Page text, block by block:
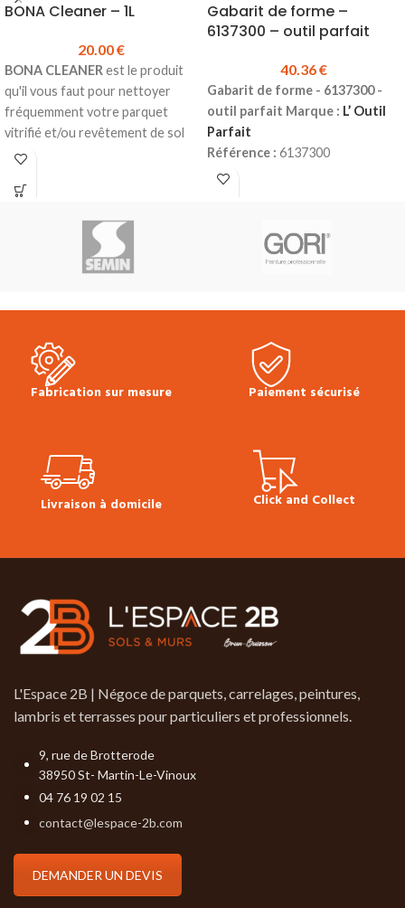
BONA Cleaner – 1L
20.00€
BONA CLEANERest le produit
qu'il vous faut pour nettoyer
fréquemment votre parquet
vitrifié et/ou revêtement de sol
stratifié.
nettoyage simple et efficace.
Convient aussi bien au nettoyage
manuel qu'au nettoyage à la
Produit en stock
Bidon de 1L
Prix TTC à l'unité :
Gabarit de forme –
6137300 – outil parfait
40.36€
Gabarit de forme - 6137300 -
outil parfait Marque : L’ Outil
Parfait
Référence : 6137300
Utilisation :
amovibles.
Prix TTC :40.36 €
Fabrication sur mesure Paiement sécurisé
Livraison à domicile Click and Collect
L'Espace 2B | Négoce de parquets, carrelages, peintures,
lambris et terrasses pour particuliers et professionnels.
9, rue de Brotterode
38950 St- Martin-Le-Vinoux
04 76 19 02 15
contact@lespace-2b.com
DEMANDER UN DEVIS